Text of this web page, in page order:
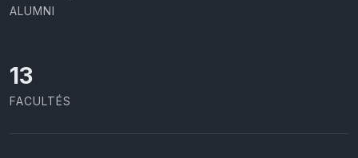
ALUMNI
13
FACULTÉS